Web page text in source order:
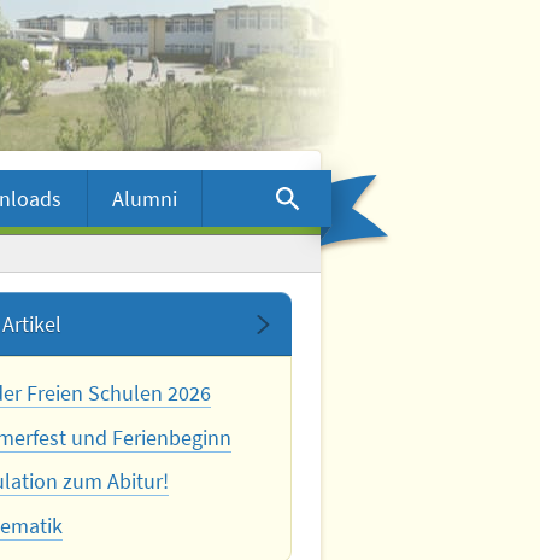
Alumni
Freien Schulen 2026
und Ferienbeginn
zum Abitur!